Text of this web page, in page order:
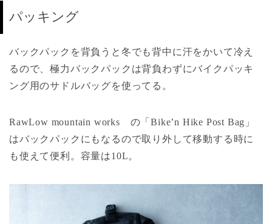
パッキング
バックパックを背負うと冬でも背中に汗をかいて冷え
るので、極力バックパックは背負わずにバイクパッキ
ング用のサドルバッグを使ってる。
RawLow mountain works の「Bike’n Hike Post Bag」
はバックパックにもなるので取り外して移動する時に
も使えて便利。容量は10L。